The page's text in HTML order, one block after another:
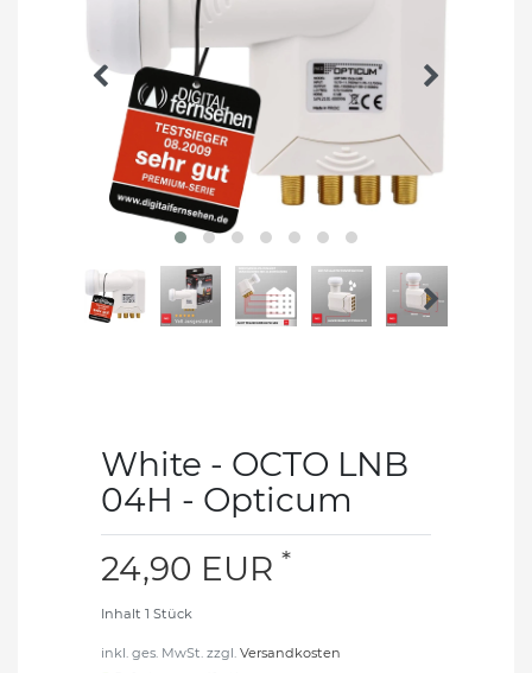
White - OCTO LNB
04H - Opticum
24,90 EUR *
Inhalt 1 Stück
inkl. ges. MwSt. zzgl. Versandkosten